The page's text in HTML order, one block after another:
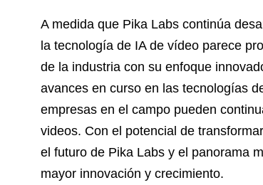
A medida que Pika Labs continúa
la tecnología de IA de vídeo parece
de la industria con su enfoque
avances en curso en las tecnologías
empresas en el campo pueden
videos. Con el potencial de
el futuro de Pika Labs y el panorama
mayor innovación y crecimiento.